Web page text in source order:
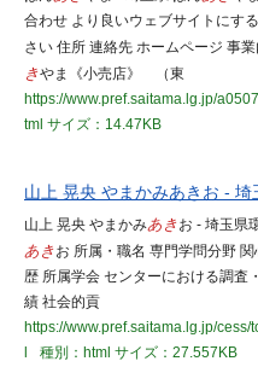
合わせ より良いウェブサイトにす
さい 住所 連絡先 ホームページ 事
きやま《小売店》 （東
https://www.pref.saitama.lg.jp/
tml サイズ：14.47KB
山上 晃央 やまかみあきお -
山上 晃央 やまかみあきお - 埼玉県
あきお 所属・職名 専門学問分野
歴 所属学会 センターにおける調査
績 社会的貢
https://www.pref.saitama.lg.jp/
種別：html サイズ：27.557KB